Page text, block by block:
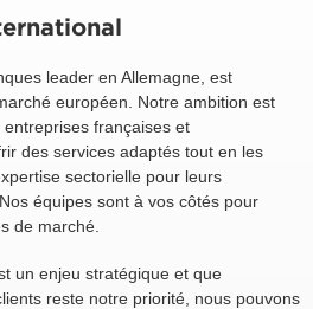
leader en Allemagne, est
européen. Notre ambition est
entreprises françaises et
des services adaptés tout en les
sectorielle pour leurs
équipes sont à vos côtés pour
de marché.
un enjeu stratégique et que
reste notre priorité, nous pouvons